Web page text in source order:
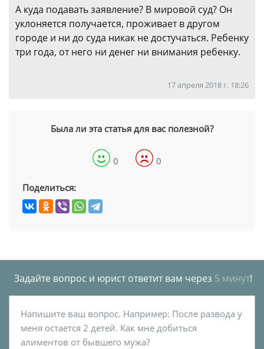
А куда подавать заявление? В мировой суд? Он
уклоняется получается, проживает в другом
городе и ни до суда никак не достучаться. Ребенку
три года, от него ни денег ни внимания ребенку.
17 апреля 2018 г. 18:26
Была ли эта статья для вас полезной?
0 0
Поделиться:
Задайте вопрос и юрист ответит вам через 5 минут!